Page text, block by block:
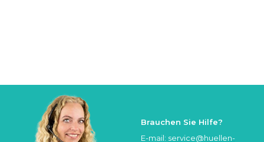
Brauchen Sie Hilfe?
E-mail: service@huellen-